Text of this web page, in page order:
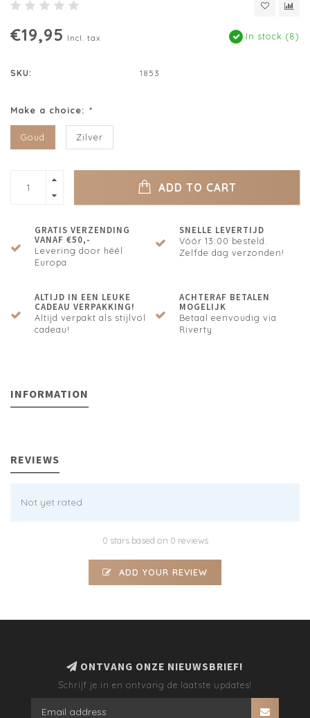
€19,95 Incl. tax In stock (8)
SKU: 1853
Make a choice: *
Goud Zilver
ADD TO CART
GRATIS VERZENDING
VANAF €50,-
Levering door héél
Europa
SNELLE LEVERTIJD
Vóór 13:00 besteld.
Zelfde dag verzonden!
ALTIJD IN EEN LEUKE
CADEAU VERPAKKING!
Altijd verpakt als stijlvol
cadeau!
ACHTERAF BETALEN
MOGELIJK
Betaal eenvoudig via
Riverty
INFORMATION
REVIEWS
Not yet rated
0 stars based on 0 reviews
ADD YOUR REVIEW
ONTVANG ONZE NIEUWSBRIEF!
Schrijf je in en ontvang de laatste updates!